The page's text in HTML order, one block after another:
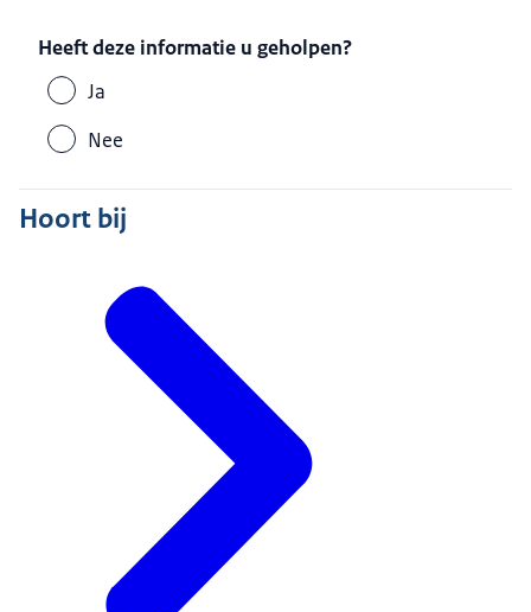
Heeft deze informatie u geholpen?
Ja
Nee
Hoort bij